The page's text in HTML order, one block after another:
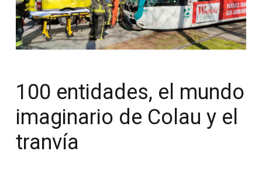
100 entidades, el mundo
imaginario de Colau y el
tranvía